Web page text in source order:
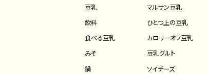
豆乳
飲料
食べる豆乳
みそ
鍋
マルサン豆乳
ひとつ上の豆乳
カロリーオフ豆乳
豆乳グルト
ソイチーズ